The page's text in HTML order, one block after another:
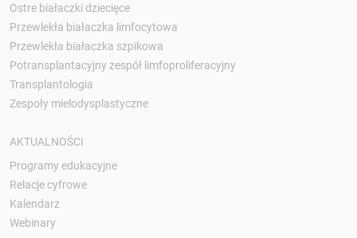
Ostre białaczki dziecięce
Przewlekła białaczka limfocytowa
Przewlekła białaczka szpikowa
Potransplantacyjny zespół limfoproliferacyjny
Transplantologia
Zespoły mielodysplastyczne
AKTUALNOŚCI
Programy edukacyjne
Relacje cyfrowe
Kalendarz
Webinary